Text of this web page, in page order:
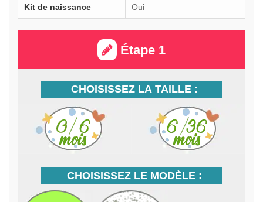
Kit de naissance Oui
Étape 1
CHOISISSEZ LA TAILLE :
CHOISISSEZ LE MODÈLE :